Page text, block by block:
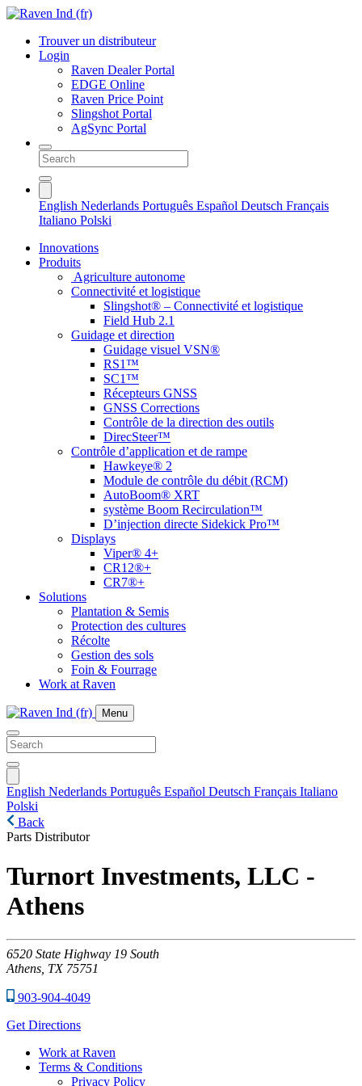
Trouver un distributeur
Login
Raven Dealer Portal
EDGE Online
Raven Price Point
Slingshot Portal
AgSync Portal
English Nederlands Português Español Deutsch Français
Italiano Polski
Innovations
Produits
Agriculture autonome
Connectivité et logistique
Slingshot® – Connectivité et logistique
Field Hub 2.1
Guidage et direction
Guidage visuel VSN®
RS1™
SC1™
Récepteurs GNSS
GNSS Corrections
Contrôle de la direction des outils
DirecSteer™
Contrôle d’application et de rampe
Hawkeye® 2
Module de contrôle du débit (RCM)
AutoBoom® XRT
système Boom Recirculation™
D’injection directe Sidekick Pro™
Displays
Viper® 4+
CR12®+
CR7®+
Solutions
Plantation & Semis
Protection des cultures
Récolte
Gestion des sols
Foin & Fourrage
Work at Raven
Menu
English Nederlands Português Español Deutsch Français Italiano
Polski
Back
Parts Distributor
Turnort Investments, LLC -
Athens
6520 State Highway 19 South
Athens, TX 75751
903-904-4049
Get Directions
Work at Raven
Terms & Conditions
Privacy Policy